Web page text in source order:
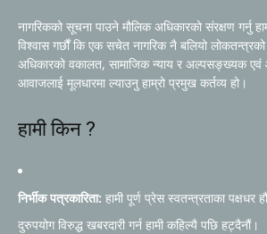
नागरिकको सूचना पाउने मौलिक अधिकारको संरक्षण गर्नु
विश्वास गर्छौं कि एक सचेत नागरिक नै बलियो
अधिकारको वकालत, सामाजिक न्याय र अल्पसङ्ख्यक एवं
आवाजलाई मूलधारमा ल्याउनु हाम्रो प्रमुख कर्तव्य हो।
हामी किन ?
निर्भीक पत्रकारिता: हामी पूर्ण प्रेस स्वतन्त्रताका पक्षधर
दुरुपयोग विरुद्ध खबरदारी गर्न हामी कहिल्यै पछि हट्दैनौं।